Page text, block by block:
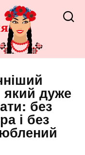
дуже
без
і без